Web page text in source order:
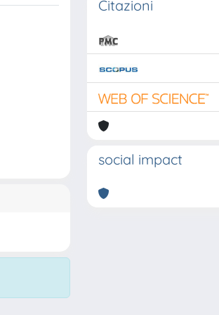
Citazioni
social impact